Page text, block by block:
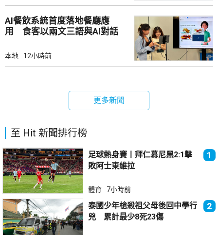
AI餐飲系統首度落地餐廳應
用 食客以兩文三語與AI對話
本地 12小時前
更多新聞
至 Hit 新聞排行榜
足球熱身賽丨拜仁慕尼黑2:1擊
敗阿士東維拉
1
體育 7小時前
泰國少年槍殺祖父母後回中學行
兇 累計最少8死23傷
2